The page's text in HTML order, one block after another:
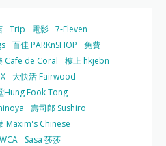
Trip 電影 7-Eleven
百佳 PARKnSHOP
免費
Cafe de Coral
樓上 hkjebn
大快活 Fairwood
Hung Fook Tong
壽司郎 Sushiro
Maxim's Chinese
Sasa 莎莎